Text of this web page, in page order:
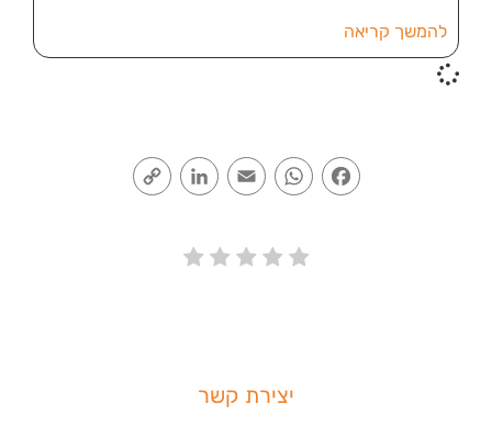
להמשך קריאה
Facebook
WhatsApp
Email
LinkedIn
יצירת קשר